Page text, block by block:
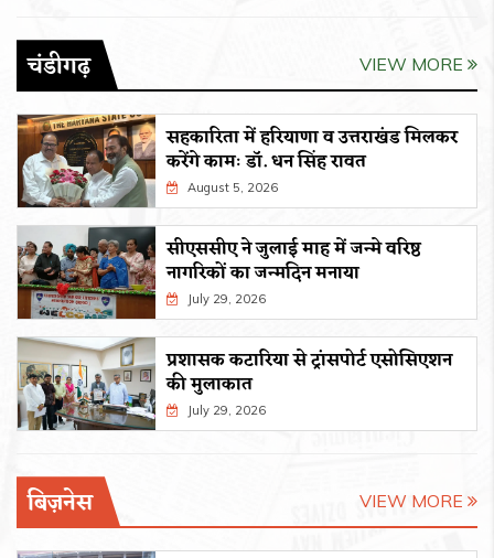
चंडीगढ़ VIEW MORE
सहकारिता में हरियाणा व उत्तराखंड मिलकर
करेंगे कामः डाॅ. धन सिंह रावत
August 5, 2026
सीएससीए ने जुलाई माह में जन्मे वरिष्ठ
नागरिकों का जन्मदिन मनाया
July 29, 2026
प्रशासक कटारिया से ट्रांसपोर्ट एसोसिएशन
की मुलाकात
July 29, 2026
बिज़नेस VIEW MORE